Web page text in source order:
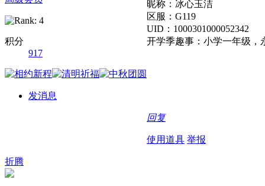
积分
917
发消息
昵称：冰心玉洁
区服：G119
UID：1000301000052342
开学季趣事：小学一年级，
回复
使用道具 举报
折腾